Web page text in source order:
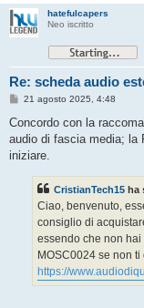
hatefulcapers
Neo iscritto
Re: scheda audio
M
s
a
g
21 agosto 2025, 4:48
Concordo con la
audio di fascia media; la
iniziare.
CristianTech15 ha
Ciao, benvenuto,
consiglio di
essendo che non
MOSC0024 se non
https://